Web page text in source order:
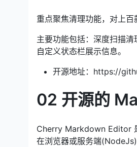
重点聚焦清理功能，对上
主要功能包括：深度扫描
自定义状态栏展示信息。
开源地址：https://
02 开源的
Cherry Markdown Editor
在浏览器或服务端